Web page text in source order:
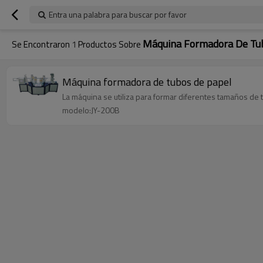
Entra una palabra para buscar por favor
Se Encontraron 1 Productos Sobre Máquina Formadora De
Máquina formadora de tubos de papel
La máquina se utiliza para formar diferentes tamaños de
modelo:JY-200B